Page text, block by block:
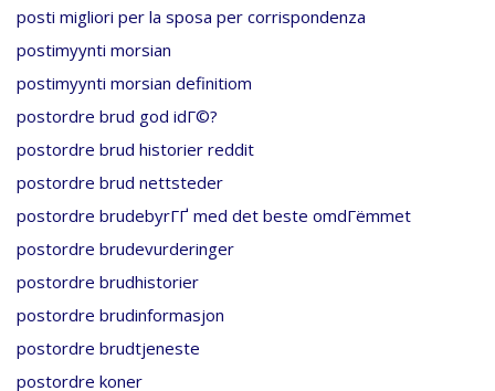
posti migliori per la sposa per corrispondenza
postimyynti morsian
postimyynti morsian definitiom
postordre brud god idГ©?
postordre brud historier reddit
postordre brud nettsteder
postordre brudebyrГҐ med det beste omdГёmmet
postordre brudevurderinger
postordre brudhistorier
postordre brudinformasjon
postordre brudtjeneste
postordre koner